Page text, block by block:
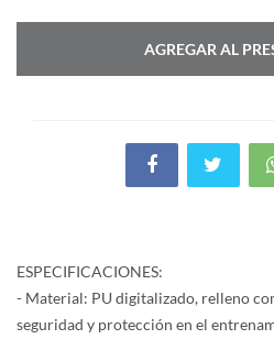
AGREGAR AL
ESPECIFICACIONES:
- Material: PU digitalizado, relleno
seguridad y protección en el